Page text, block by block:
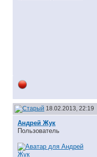
18.02.2013, 22:19
Андрей Жук
Пользователь